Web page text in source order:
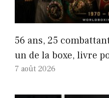
56 ans, 25
un de la boxe, livre
7 août 2026